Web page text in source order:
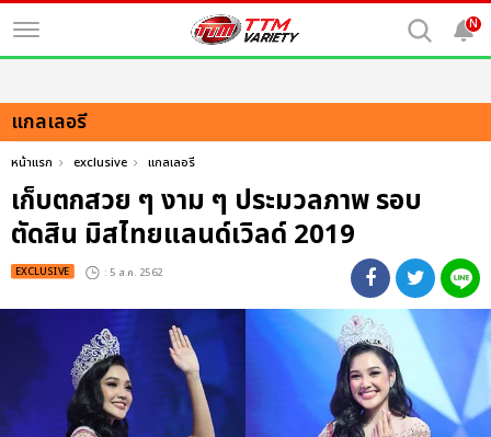
N
แกลเลอรี
หน้าแรก exclusive แกลเลอรี
เก็บตกสวย ๆ งาม ๆ ประมวลภาพ รอบ
ตัดสิน มิสไทยแลนด์เวิลด์ 2019
EXCLUSIVE : 5 ส.ค. 2562